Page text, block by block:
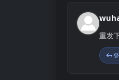
W
重发